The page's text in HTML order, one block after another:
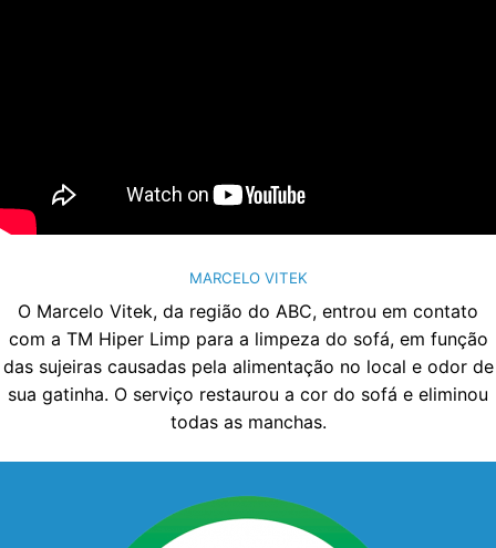
MARCELO VITEK
O Marcelo Vitek, da região do ABC, entrou em contato
com a TM Hiper Limp para a limpeza do sofá, em função
das sujeiras causadas pela alimentação no local e odor de
sua gatinha. O serviço restaurou a cor do sofá e eliminou
todas as manchas.